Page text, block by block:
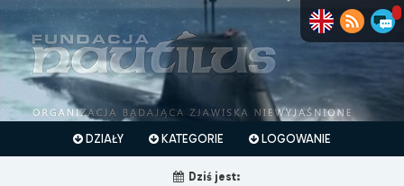
DZIAŁY KATEGORIE LOGOWANIE
Dziś jest: